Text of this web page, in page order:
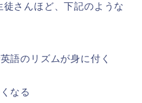
さんほど、下記のような
語のリズムが身に付く
なる